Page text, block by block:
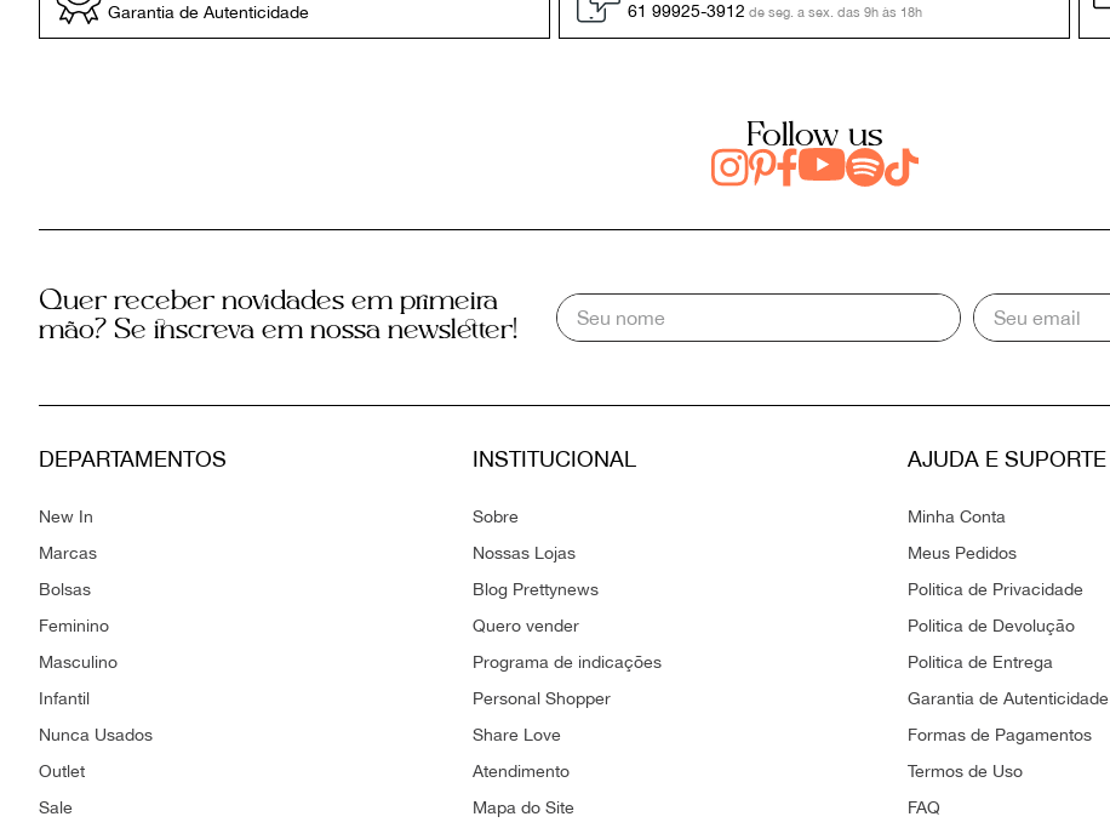
Garantia de Autenticidade 61 99925-3912 de seg. a sex. das 9h às 18h
Follow us
Quer receber novidades em primeira
mão? Se inscreva em nossa newsletter!
DEPARTAMENTOS
New In
Marcas
Bolsas
Feminino
Masculino
Infantil
Nunca Usados
Outlet
Sale
INSTITUCIONAL
Sobre
Nossas Lojas
Blog Prettynews
Quero vender
Programa de indicações
Personal Shopper
Share Love
Atendimento
Mapa do Site
AJUDA E SUPORTE
Minha Conta
Meus Pedidos
Politica de Privacidade
Politica de Devolução
Politica de Entrega
Garantia de Autenticidade
Formas de Pagamentos
Termos de Uso
FAQ